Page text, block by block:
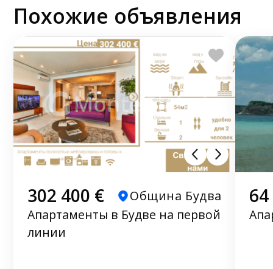
Похожие объявления
302 400 €
Община Будва
Апартаменты в Будве на первой
линии